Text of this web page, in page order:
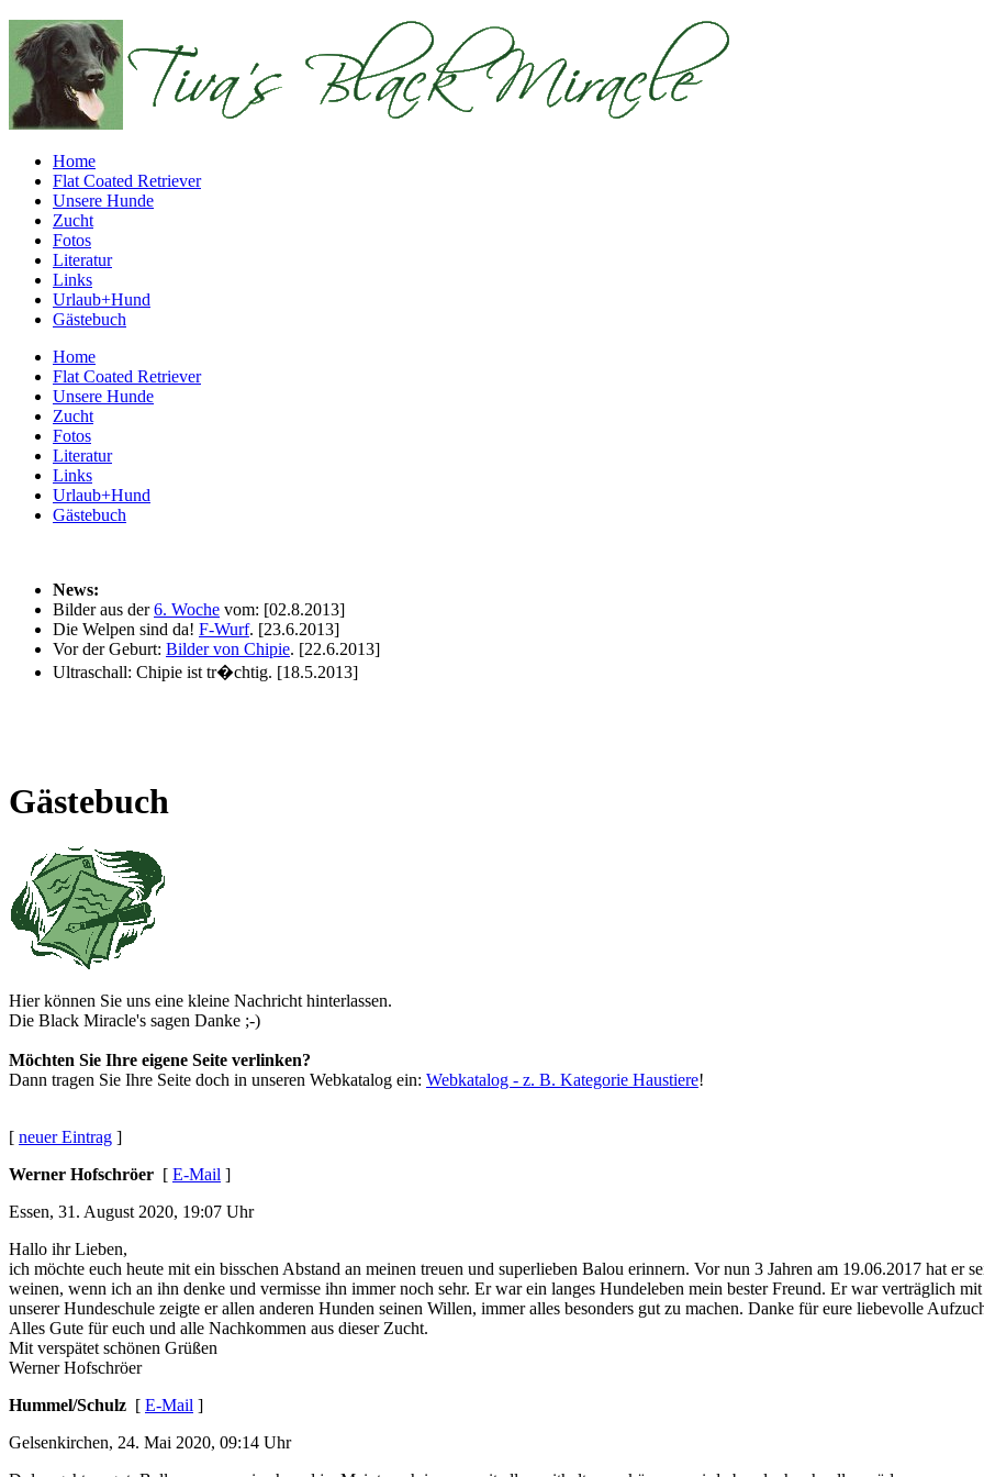
Home
Flat Coated Retriever
Unsere Hunde
Zucht
Fotos
Literatur
Links
Urlaub+Hund
Gästebuch
Home
Flat Coated Retriever
Unsere Hunde
Zucht
Fotos
Literatur
Links
Urlaub+Hund
Gästebuch
News:
Bilder aus der6. Woche vom: [02.8.2013]
Die Welpen sind da! F-Wurf. [23.6.2013]
Vor der Geburt: Bilder von Chipie. [22.6.2013]
Ultraschall: Chipie ist tr�chtig. [18.5.2013]
Gästebuch
Hier können Sie uns eine kleine Nachricht hinterlassen.
Die Black Miracle's sagen Danke ;-)
Möchten Sie Ihre eigene Seite verlinken?
Dann tragen Sie Ihre Seite doch in unseren Webkatalog ein: Webkatalog - z. B. Kategorie Haustiere!
[ neuer Eintrag ]
Werner Hofschröer [ E-Mail ]
Essen, 31. August 2020, 19:07 Uhr
Hallo ihr Lieben,
ich möchte euch heute mit ein bisschen Abstand an meinen treuen und superlieben Balou erinnern. Vor nun 3 Jahren am 19.06.2017 hat er
weinen, wenn ich an ihn denke und vermisse ihn immer noch sehr. Er war ein langes Hundeleben mein bester Freund. Er war verträglich
unserer Hundeschule zeigte er allen anderen Hunden seinen Willen, immer alles besonders gut zu machen. Danke für eure liebevolle
Alles Gute für euch und alle Nachkommen aus dieser Zucht.
Mit verspätet schönen Grüßen
Werner Hofschröer
Hummel/Schulz [ E-Mail ]
Gelsenkirchen, 24. Mai 2020, 09:14 Uhr